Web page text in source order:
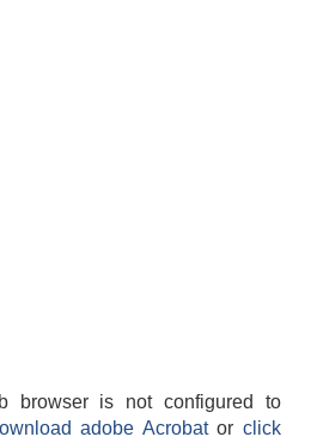
browser is not configured to
adobe Acrobatorclick